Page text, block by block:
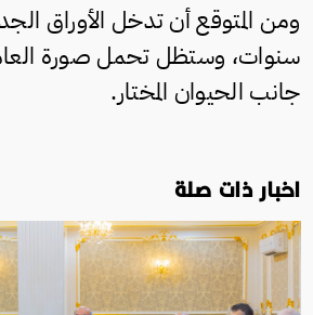
ومن المتوقع أن تدخل الأوراق
سنوات، وستظل تحمل صورة
جانب الحيوان المختار.
اخبار ذات صلة